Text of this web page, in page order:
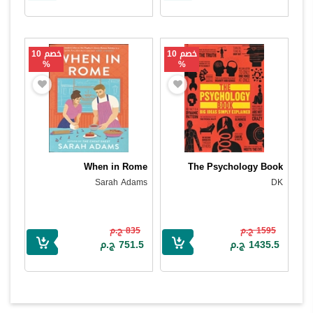
خصم 10
%
The Psychology Book
DK
1595 ج.م
1435.5 ج.م
خصم 10
%
When in Rome
Sarah Adams
835 ج.م
751.5 ج.م